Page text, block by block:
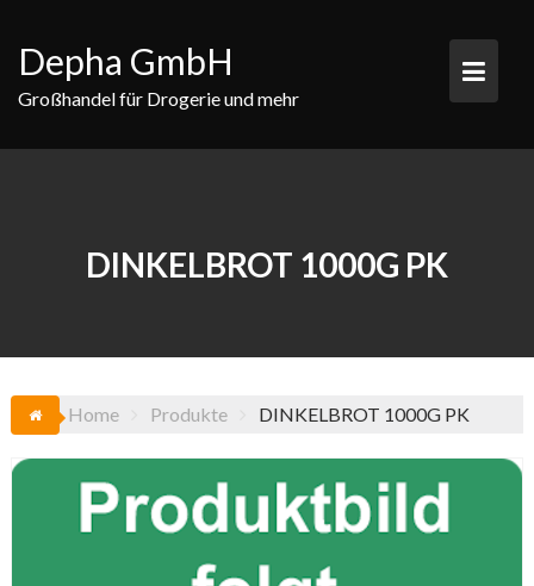
content
Depha GmbH
Großhandel für Drogerie und mehr
DINKELBROT 1000G PK
Home Produkte DINKELBROT 1000G PK